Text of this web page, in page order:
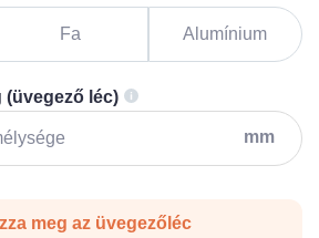
Fa Alumínium
(üvegező léc)
mm
meg az üvegezőléc